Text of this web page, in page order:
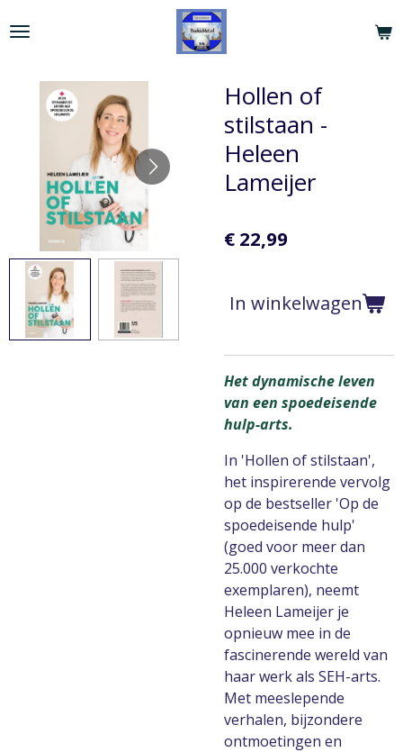
direct
hoofdinhoud
Hollen of
stilstaan -
Heleen
Lameijer
€ 22,99
In winkelwagen
Het dynamische leven
van een spoedeisende
hulp-arts.
In 'Hollen of stilstaan',
het inspirerende vervolg
op de bestseller 'Op de
spoedeisende hulp'
(goed voor meer dan
25.000 verkochte
exemplaren), neemt
Heleen Lameijer je
opnieuw mee in de
fascinerende wereld van
haar werk als SEH-arts.
Met meeslepende
verhalen, bijzondere
ontmoetingen en